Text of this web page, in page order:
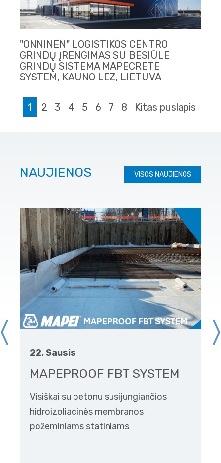
"ONNINEN" LOGISTIKOS CENTRO
GRINDŲ ĮRENGIMAS SU BESIŪLE
GRINDŲ SISTEMA MAPECRETE
SYSTEM, KAUNO LEZ, LIETUVA
1 2 3 4 5 6 7 8 Kitas puslapis
NAUJIENOS VISOS NAUJIENOS
22. Sausis
MAPEPROOF FBT SYSTEM
Visiškai su betonu susijungiančios
hidroizoliacinės membranos
požeminiams statiniams